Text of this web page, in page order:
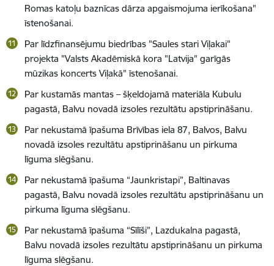
Romas katoļu baznīcas dārza apgaismojuma ierīkošana"
īstenošanai.
Par līdzfinansējumu biedrības "Saules stari Viļakai"
projekta "Valsts Akadēmiskā kora "Latvija" garīgās
mūzikas koncerts Viļakā" īstenošanai.
Par kustamās mantas – šķeldojamā materiāla Kubulu
pagastā, Balvu novadā izsoles rezultātu apstiprināšanu.
Par nekustamā īpašuma Brīvības iela 87, Balvos, Balvu
novadā izsoles rezultātu apstiprināšanu un pirkuma
līguma slēgšanu.
Par nekustamā īpašuma “Jaunkristapi”, Baltinavas
pagastā, Balvu novadā izsoles rezultātu apstiprināšanu un
pirkuma līguma slēgšanu.
Par nekustamā īpašuma “Sīlīši”, Lazdukalna pagastā,
Balvu novadā izsoles rezultātu apstiprināšanu un pirkuma
līguma slēgšanu.